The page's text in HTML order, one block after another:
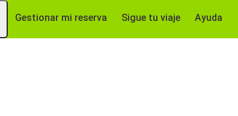
Gestionar mi reserva Sigue tu viaje Ayuda